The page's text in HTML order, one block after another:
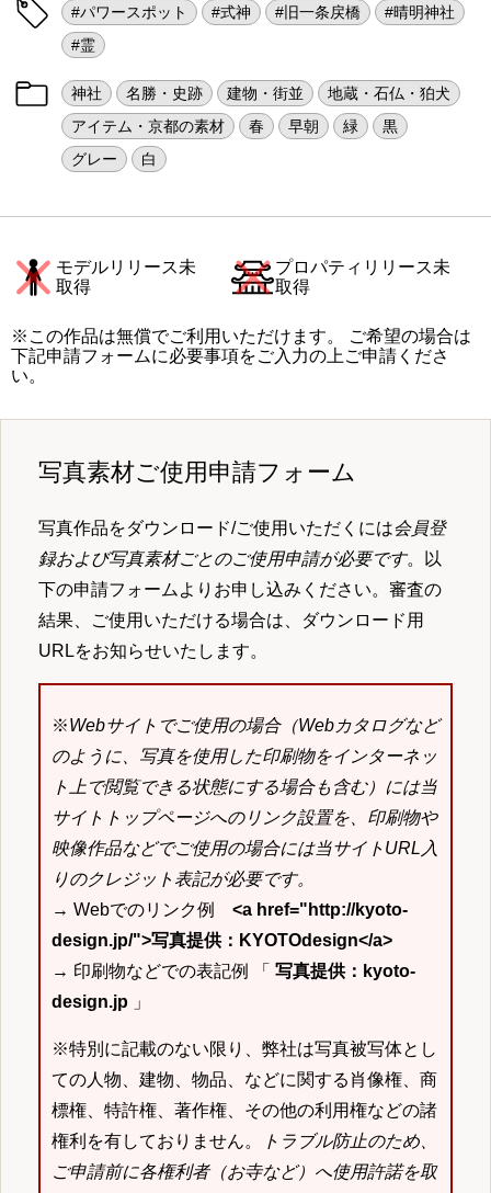
#パワースポット #式神 #旧一条戻橋
#晴明神社
#霊
神社 名勝・史跡 建物・街並
地蔵・石仏・狛犬
アイテム・京都の素材
春 早朝 緑
黒
グレー
白
モデルリリース未
取得
プロパティリリース未
取得
※この作品は無償でご利用いただけます。 ご希望の場合は
下記申請フォームに必要事項をご入力の上ご申請くださ
い。
写真素材ご使用申請フォーム
写真作品をダウンロード/ご使用いただくには会員登
録および写真素材ごとのご使用申請が必要です。以
下の申請フォームよりお申し込みください。審査の
結果、ご使用いただける場合は、ダウンロード用
URLをお知らせいたします。
※Webサイトでご使用の場合（Webカタログなど
のように、写真を使用した印刷物をインターネッ
ト上で閲覧できる状態にする場合も含む）には当
サイトトップページへのリンク設置を、印刷物や
映像作品などでご使用の場合には当サイトURL入
りのクレジット表記が必要です。
→ Webでのリンク例 <a href="http://kyoto-
design.jp/">写真提供：KYOTOdesign</a>
→ 印刷物などでの表記例 「 写真提供：kyoto-
design.jp 」
※特別に記載のない限り、弊社は写真被写体とし
ての人物、建物、物品、などに関する肖像権、商
標権、特許権、著作権、その他の利用権などの諸
権利を有しておりません。
トラブル防止のため、
ご申請前に各権利者（お寺など）へ使用許諾を取